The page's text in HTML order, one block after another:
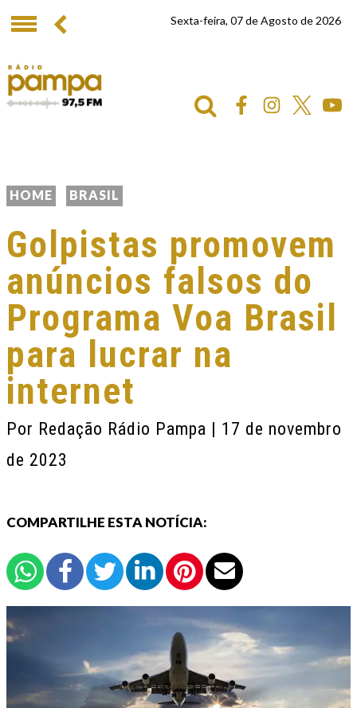
Sexta-feira, 07 de Agosto de 2026
HOME BRASIL
Golpistas promovem
anúncios falsos do
Programa Voa Brasil
para lucrar na
internet
Por Redação Rádio Pampa | 17 de novembro
de 2023
COMPARTILHE ESTA NOTÍCIA: